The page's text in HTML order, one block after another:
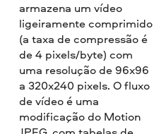
armazena um vídeo
ligeiramente comprimido
(a taxa de compressão é
de 4 pixels/byte) com
uma resolução de 96x96
a 320x240 pixels. O fluxo
de vídeo é uma
modificação do Motion